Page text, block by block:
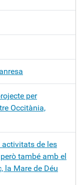
per
Occitània,
activitats de les
també amb el
la Mare de Déu